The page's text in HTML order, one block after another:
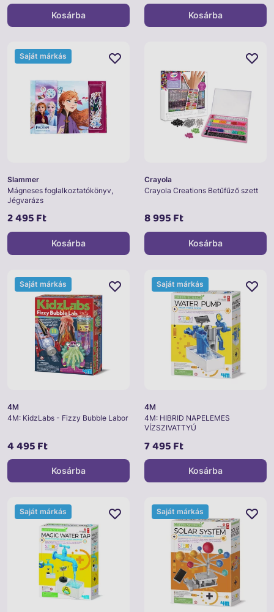
Kosárba Kosárba
Slammer
Mágneses foglalkoztatókönyv,
Jégvarázs
2 495 Ft
Saját márkás
Kosárba
Crayola
Crayola Creations Betűfűző szett
8 995 Ft
Kosárba
4M
4M: KidzLabs - Fizzy Bubble Labor
4 495 Ft
Saját márkás
Kosárba
4M
4M: HIBRID NAPELEMES
VÍZSZIVATTYÚ
7 495 Ft
Saját márkás
Kosárba
Saját márkás Saját márkás